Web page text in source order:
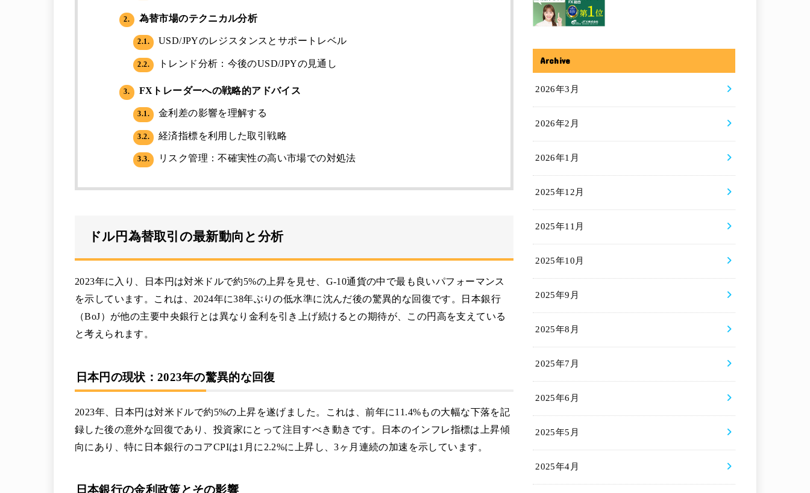
2. 為替市場のテクニカル分析
2.1. USD/JPYのレジスタンスとサポートレベル
2.2. トレンド分析：今後のUSD/JPYの見通し
3. FXトレーダーへの戦略的アドバイス
3.1. 金利差の影響を理解する
3.2. 経済指標を利用した取引戦略
3.3. リスク管理：不確実性の高い市場での対処法
ドル円為替取引の最新動向と分析
2023年に入り、日本円は対米ドルで約5%の上昇を見せ、G-10通貨の中で最も良いパフォーマンス
を示しています。これは、2024年に38年ぶりの低水準に沈んだ後の驚異的な回復です。日本銀行
（BoJ）が他の主要中央銀行とは異なり金利を引き上げ続けるとの期待が、この円高を支えている
と考えられます。
日本円の現状：2023年の驚異的な回復
2023年、日本円は対米ドルで約5%の上昇を遂げました。これは、前年に11.4%もの大幅な下落を記
録した後の意外な回復であり、投資家にとって注目すべき動きです。日本のインフレ指標は上昇傾
向にあり、特に日本銀行のコアCPIは1月に2.2%に上昇し、3ヶ月連続の加速を示しています。
日本銀行の金利政策とその影響
Archive
2026年3月
2026年2月
2026年1月
2025年12月
2025年11月
2025年10月
2025年9月
2025年8月
2025年7月
2025年6月
2025年5月
2025年4月